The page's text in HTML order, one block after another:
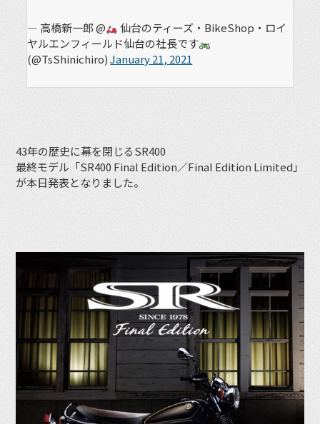
— 高橋新一郎 @
仙台のティーズ・BikeShop・ロイ
ヤルエンフィールド仙台の社長です
(@TsShinichiro)January 21, 2021
43年の歴史に幕を閉じるSR400
最終モデル「SR400 Final Edition／Final Edition Limited」
が本日発表となりました。